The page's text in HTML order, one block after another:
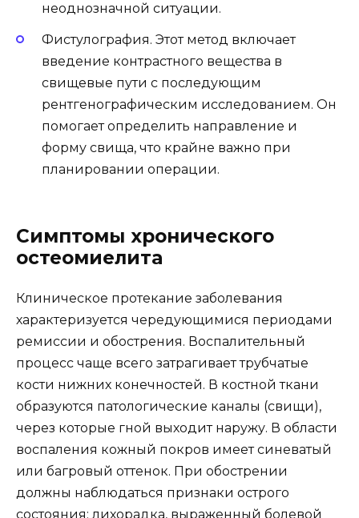
неоднозначной ситуации.
Фистулография. Этот метод включает
введение контрастного вещества в
свищевые пути с последующим
рентгенографическим исследованием. Он
помогает определить направление и
форму свища, что крайне важно при
планировании операции.
Симптомы хронического
остеомиелита
Клиническое протекание заболевания
характеризуется чередующимися периодами
ремиссии и обострения. Воспалительный
процесс чаще всего затрагивает трубчатые
кости нижних конечностей. В костной ткани
образуются патологические каналы (свищи),
через которые гной выходит наружу. В области
воспаления кожный покров имеет синеватый
или багровый оттенок. При обострении
должны наблюдаться признаки острого
состояния: лихорадка, выраженный болевой